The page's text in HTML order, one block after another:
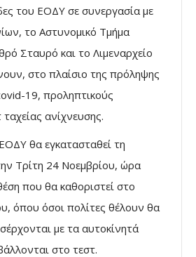
του ΕΟΔΥ σε συνεργασία με
το Αστυνομικό Τμήμα
Σταυρό και το Λιμεναρχείο
στo πλαίσιo της πρόληψης
19, προληπτικούς
ανίχνευσης.
θα εγκατασταθεί τη
Τρίτη 24 Νοεμβρίου, ώρα
που θα καθοριστεί στο
όπου όσοι πολίτες θέλουν θα
με τα αυτοκίνητά
στο τεστ.